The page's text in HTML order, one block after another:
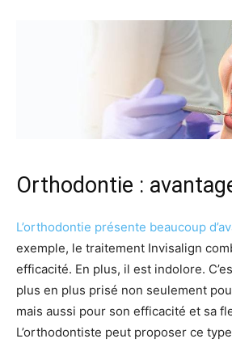
Orthodontie :
L’orthodontie présente beaucoup
exemple, le traitement Invisalign
efficacité. En plus, il est indolore.
plus en plus prisé non seulement
mais aussi pour son efficacité et sa
L’orthodontiste peut proposer ce